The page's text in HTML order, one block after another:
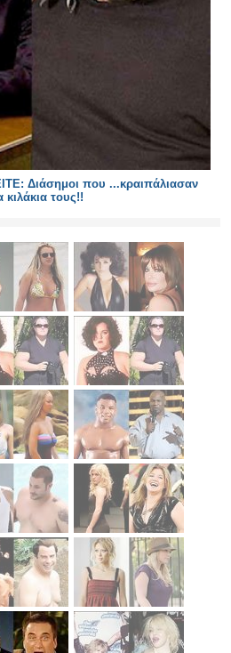
Διάσημοι που ...κραιπάλιασαν
τους!!